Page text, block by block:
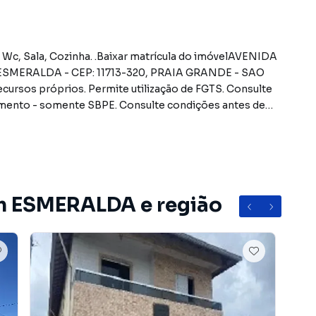
Sala, Cozinha. .Baixar matrícula do imóvelAVENIDA
- CEP: 11713-320, PRAIA GRANDE - SAO
próprios. Permite utilização de FGTS. Consulte
- somente SBPE. Consulte condições antes de
em relação ao valor de avaliação do imóvel. A
para venda com valores abaixo do mercado.
Compare presta assessoria completa em
e região